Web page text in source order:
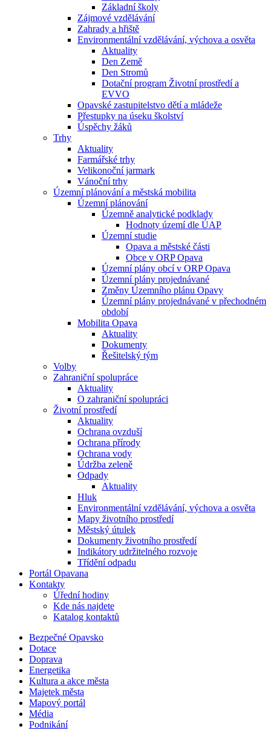
Základní školy
Zájmové vzdělávání
Zahrady a hřiště
Environmentální vzdělávání, výchova a osvěta
Aktuality
Den Země
Den Stromů
Dotační program Životní prostředí a
EVVO
Opavské zastupitelstvo dětí a mládeže
Přestupky na úseku školství
Úspěchy žáků
Trhy
Aktuality
Farmářské trhy
Velikonoční jarmark
Vánoční trhy
Územní plánování a městská mobilita
Územní plánování
Územně analytické podklady
Hodnoty území dle ÚAP
Územní studie
Opava a městské části
Obce v ORP Opava
Územní plány obcí v ORP Opava
Územní plány projednávané
Změny Územního plánu Opavy
Územní plány projednávané v přechodném
období
Mobilita Opava
Aktuality
Dokumenty
Řešitelský tým
Volby
Zahraniční spolupráce
Aktuality
O zahraniční spolupráci
Životní prostředí
Aktuality
Ochrana ovzduší
Ochrana přírody
Ochrana vody
Údržba zeleně
Odpady
Aktuality
Hluk
Environmentální vzdělávání, výchova a osvěta
Mapy životního prostředí
Městský útulek
Dokumenty životního prostředí
Indikátory udržitelného rozvoje
Třídění odpadu
Portál Opavana
Kontakty
Úřední hodiny
Kde nás najdete
Katalog kontaktů
Bezpečné Opavsko
Dotace
Doprava
Energetika
Kultura a akce města
Majetek města
Mapový portál
Média
Podnikání